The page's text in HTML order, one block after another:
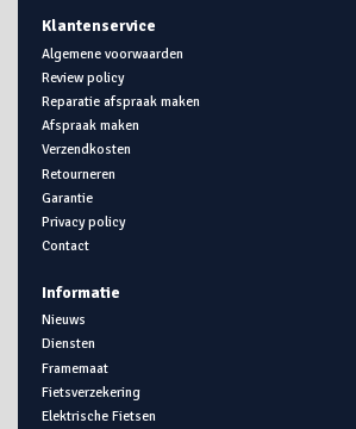
Klantenservice
Algemene voorwaarden
Review policy
Reparatie afspraak maken
Afspraak maken
Verzendkosten
Retourneren
Garantie
Privacy policy
Contact
Informatie
Nieuws
Diensten
Framemaat
Fietsverzekering
Elektrische Fietsen